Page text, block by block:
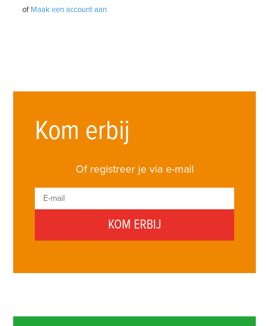
of Maak een account aan
Kom erbij
Of registreer je via e-mail